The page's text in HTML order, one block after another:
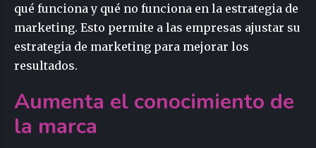
qué funciona y qué no funciona en la estrategia de
marketing. Esto permite a las empresas ajustar su
estrategia de marketing para mejorar los
resultados.
Aumenta el conocimiento de
la marca